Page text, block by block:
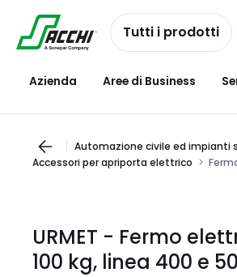
navigazione
Salta al
contenutoTutti i prodotti
Azienda Aree di Business
Automazione civile ed impianti
Accessori per apriporta elettrico
URMET - Fermo
100 kg, linea 400 e